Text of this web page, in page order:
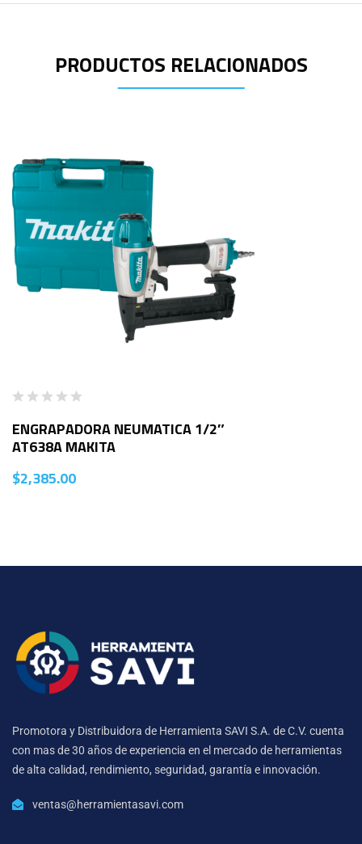
PRODUCTOS RELACIONADOS
ENGRAPADORA NEUMATICA 1/2″
AT638A MAKITA
$2,385.00
Promotora y Distribuidora de Herramienta SAVI S.A. de C.V. cuenta
con mas de 30 años de experiencia en el mercado de herramientas
de alta calidad, rendimiento, seguridad, garantía e innovación.
ventas@herramientasavi.com